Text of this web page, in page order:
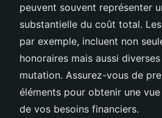
peuvent souvent représenter
substantielle du coût total.
par exemple, incluent non
honoraires mais aussi
mutation. Assurez-vous de
éléments pour obtenir une
de vos besoins financiers.